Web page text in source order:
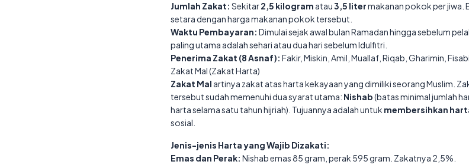
Jumlah Zakat: Sekitar2,5 kilogram atau3,5 litermakanan pokok per jiwa.
setara dengan harga makanan pokok tersebut.
Waktu Pembayaran: Dimulai sejak awal bulan Ramadan hingga sebelum
paling utama adalah sehari atau dua hari sebelum Idulfitri.
Penerima Zakat (8 Asnaf): Fakir, Miskin, Amil, Muallaf, Riqab, Gharimin,
Zakat Mal (Zakat Harta)
Zakat Mal artinya zakat atas harta kekayaan yang dimiliki seorang Muslim.
tersebut sudah memenuhi dua syarat utama: Nishab(batas minimal jumlah
harta selama satu tahun hijriah). Tujuannya adalah untuk membersihkan
sosial.
Jenis-jenis Harta yang Wajib Dizakati:
Emas dan Perak: Nishab emas 85 gram, perak 595 gram. Zakatnya 2,5%.